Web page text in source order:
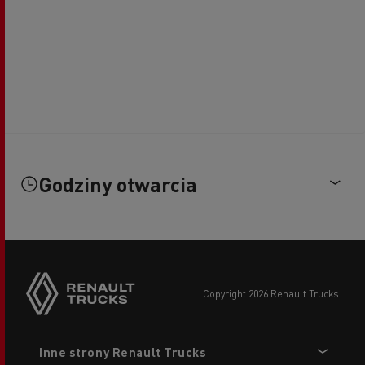
Godziny otwarcia
copyright 2026 Renault Trucks
menu
Inne strony Renault Trucks